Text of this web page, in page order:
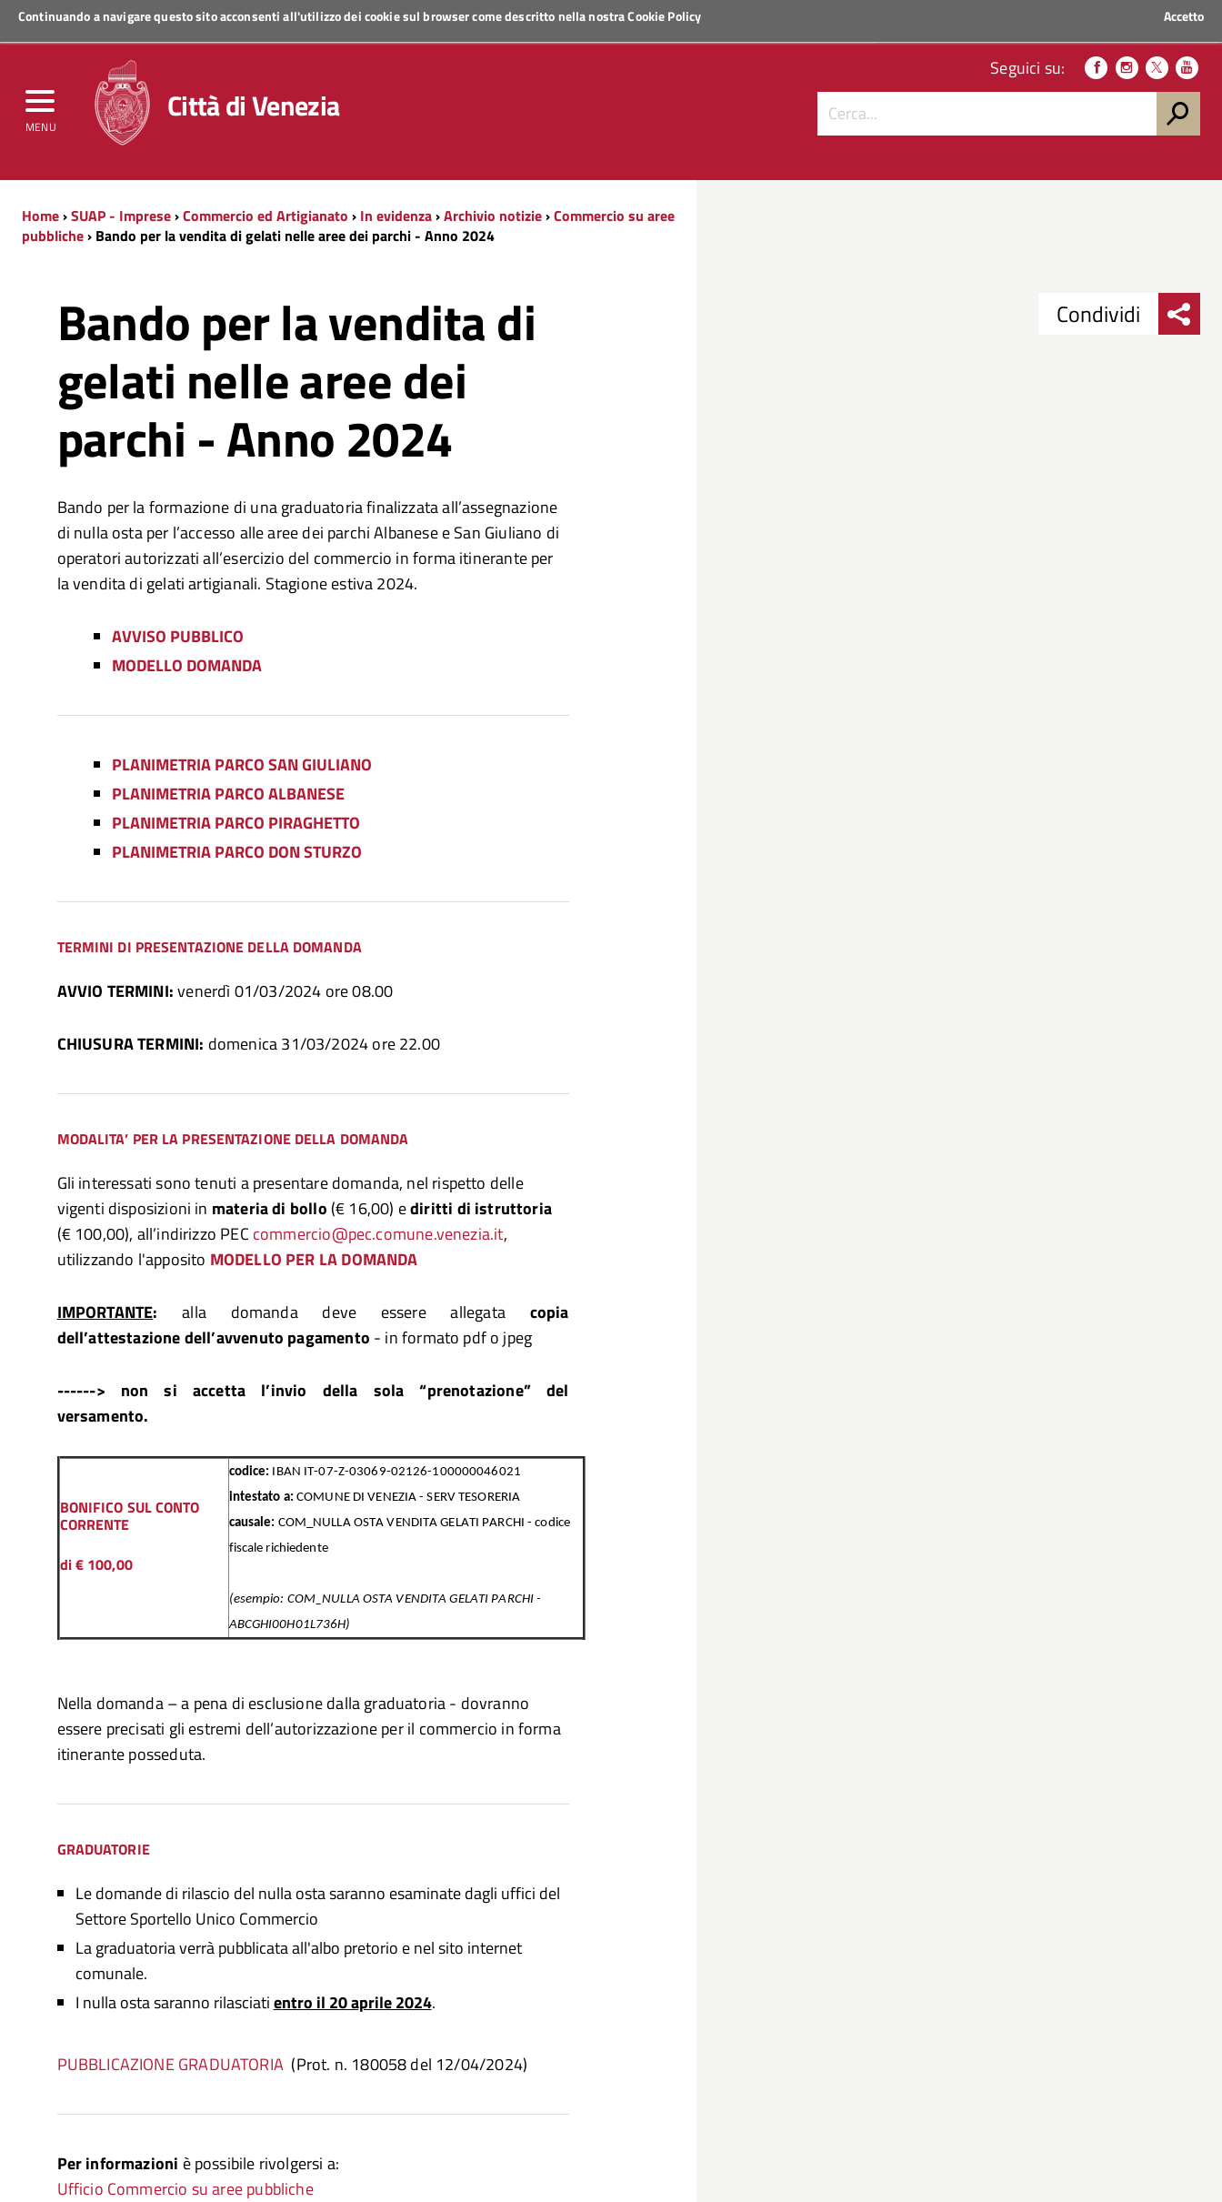
Continuando a navigare questo sito acconsenti all'utilizzo dei cookie sul browser come descritto nella nostraCookie Policy Accetto
MENU
Regione Veneto
Città di Venezia
Seguici su:
Home›SUAP - Imprese›Commercio ed Artigianato › In evidenza›Archivio notizie›Commercio su aree
pubbliche› Bando per la vendita di gelati nelle aree dei parchi - Anno 2024
Bando per la vendita di
gelati nelle aree dei
parchi - Anno 2024
Bando per la formazione di una graduatoria finalizzata all’assegnazione
di nulla osta per l’accesso alle aree dei parchi Albanese e San Giuliano di
operatori autorizzati all’esercizio del commercio in forma itinerante per
la vendita di gelati artigianali. Stagione estiva 2024.
AVVISO PUBBLICO
MODELLO DOMANDA
PLANIMETRIA PARCO SAN GIULIANO
PLANIMETRIA PARCO ALBANESE
PLANIMETRIA PARCO PIRAGHETTO
PLANIMETRIA PARCO DON STURZO
TERMINI DI PRESENTAZIONE DELLA DOMANDA
AVVIO TERMINI:venerdì 01/03/2024 ore 08.00
CHIUSURA TERMINI: domenica 31/03/2024 ore 22.00
MODALITA’ PER LA PRESENTAZIONE DELLA DOMANDA
Gli interessati sono tenuti a presentare domanda, nel rispetto delle
vigenti disposizioni in materia di bollo (€ 16,00) ediritti di istruttoria
(€ 100,00), all’indirizzo PEC commercio@pec.comune.venezia.it,
utilizzando l'apposito MODELLO PER LA DOMANDA
IMPORTANTE: alla domanda deve essere allegata copia
dell’attestazione dell’avvenuto pagamento - in formato pdf o jpeg
------> non si accetta l’invio della sola “prenotazione” del
versamento.
BONIFICO SUL CONTO
CORRENTE
di € 100,00
codice: IBAN IT-07-Z-03069-02126-100000046021
intestato a: COMUNE DI VENEZIA - SERV TESORERIA
causale: COM_NULLA OSTA VENDITA GELATI PARCHI - codice
fiscale richiedente
(esempio: COM_NULLA OSTA VENDITA GELATI PARCHI -
ABCGHI00H01L736H)
Nella domanda – a pena di esclusione dalla graduatoria - dovranno
essere precisati gli estremi dell’autorizzazione per il commercio in forma
itinerante posseduta.
GRADUATORIE
Le domande di rilascio del nulla osta saranno esaminate dagli uffici del
Settore Sportello Unico Commercio
La graduatoria verrà pubblicata all'albo pretorio e nel sito internet
comunale.
I nulla osta saranno rilasciatientro il 20 aprile 2024.
PUBBLICAZIONE GRADUATORIA (Prot. n. 180058 del 12/04/2024)
Per informazioni è possibile rivolgersi a:
Ufficio Commercio su aree pubbliche
Condividi